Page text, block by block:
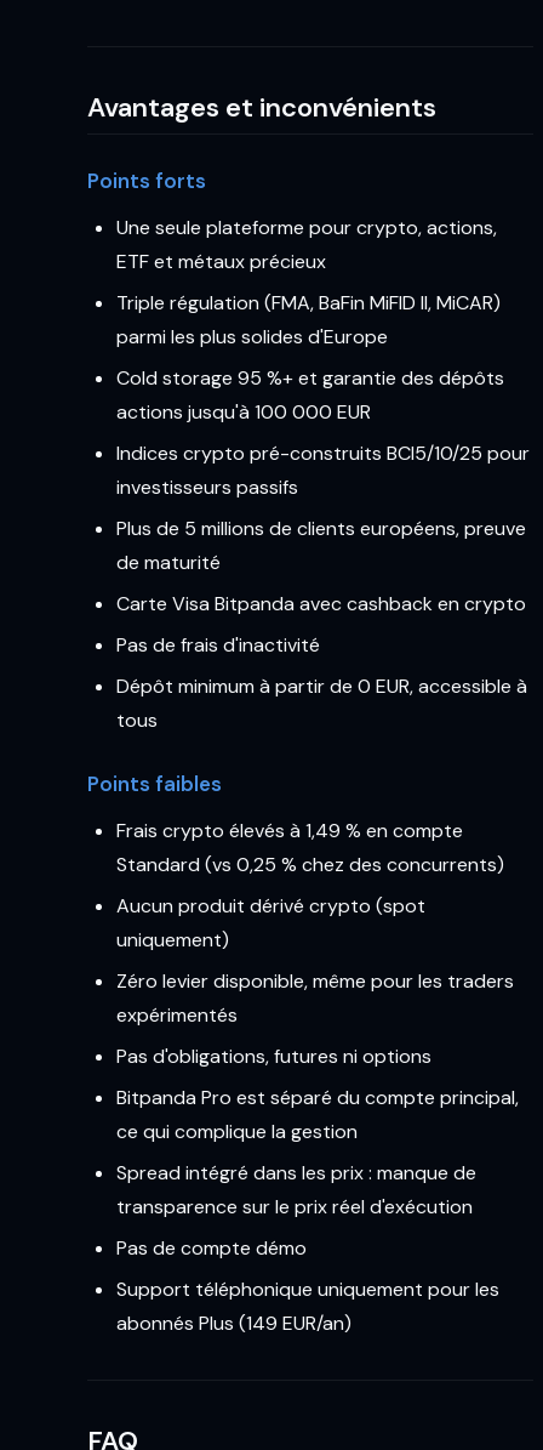
Avantages et inconvénients
Points forts
Une seule plateforme pour crypto, actions,
ETF et métaux précieux
Triple régulation (FMA, BaFin MiFID II, MiCAR)
parmi les plus solides d'Europe
Cold storage 95 %+ et garantie des dépôts
actions jusqu'à 100 000 EUR
Indices crypto pré-construits BCI5/10/25 pour
investisseurs passifs
Plus de 5 millions de clients européens, preuve
de maturité
Carte Visa Bitpanda avec cashback en crypto
Pas de frais d'inactivité
Dépôt minimum à partir de 0 EUR, accessible à
tous
Points faibles
Frais crypto élevés à 1,49 % en compte
Standard (vs 0,25 % chez des concurrents)
Aucun produit dérivé crypto (spot
uniquement)
Zéro levier disponible, même pour les traders
expérimentés
Pas d'obligations, futures ni options
Bitpanda Pro est séparé du compte principal,
ce qui complique la gestion
Spread intégré dans les prix : manque de
transparence sur le prix réel d'exécution
Pas de compte démo
Support téléphonique uniquement pour les
abonnés Plus (149 EUR/an)
FAQ